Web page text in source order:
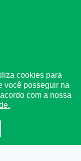
cookies para
você posseguir na
com a nossa